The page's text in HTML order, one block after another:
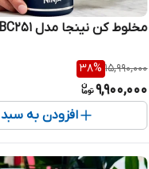
مخلوط کن نینجا مدل BC251
15,990,000
38%
9,900,000
افزودن به سبد